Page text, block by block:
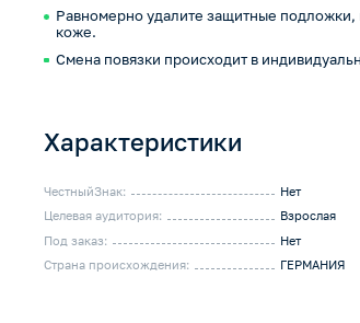
Равномерно удалите защитные
коже.
Смена повязки происходит в
Характеристики
ЧестныйЗнак:
Нет
Целевая аудитория:
Взрослая
Под заказ:
Нет
Страна происхождения:
ГЕРМАНИЯ